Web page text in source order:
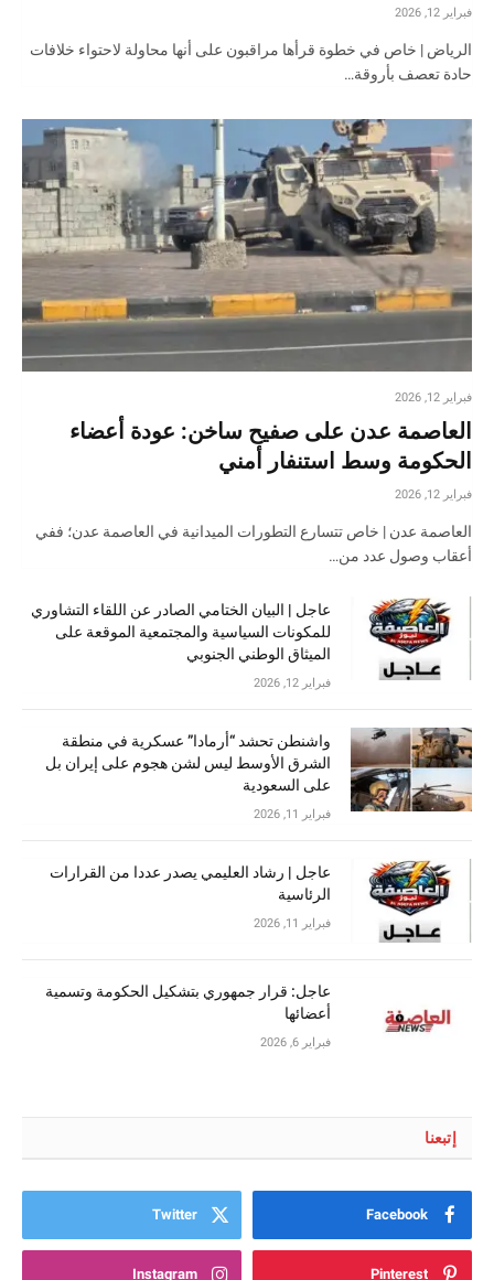
فبراير 12, 2026
الرياض | خاص في خطوة قرأها مراقبون على أنها محاولة لاحتواء خلافات
حادة تعصف بأروقة…
فبراير 12, 2026
العاصمة عدن على صفيح ساخن: عودة أعضاء
الحكومة وسط استنفار أمني
فبراير 12, 2026
العاصمة عدن | خاص تتسارع التطورات الميدانية في العاصمة عدن؛ ففي
أعقاب وصول عدد من…
عاجل | البيان الختامي الصادر عن اللقاء التشاوري
للمكونات السياسية والمجتمعية الموقعة على
الميثاق الوطني الجنوبي
فبراير 12, 2026
واشنطن تحشد “أرمادا” عسكرية في منطقة
الشرق الأوسط ليس لشن هجوم على إيران بل
على السعودية
فبراير 11, 2026
عاجل | رشاد العليمي يصدر عددا من القرارات
الرئاسية
فبراير 11, 2026
عاجل: قرار جمهوري بتشكيل الحكومة وتسمية
أعضائها
فبراير 6, 2026
إتبعنا
Facebook
Twitter
Pinterest
Instagram